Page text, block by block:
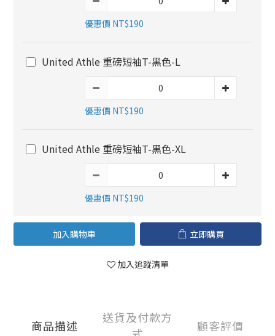
優惠價 NT$190
United Athle 重磅短袖T-黑色-L
優惠價 NT$190
United Athle 重磅短袖T-黑色-XL
優惠價 NT$190
加入購物車 立即購買
加入追蹤清單
商品描述
送貨及付款方
顧客評價